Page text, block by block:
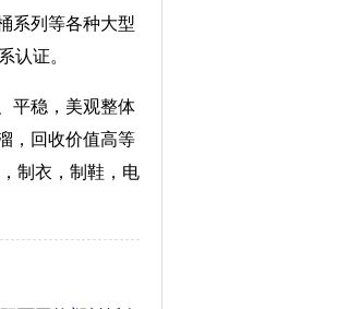
系列等各种大型
认证。
平稳，美观整体
，回收价值高等
制衣，制鞋，电